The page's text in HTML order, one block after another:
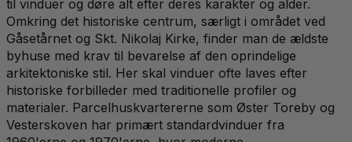
til vinduer og døre alt efter deres karakter og alder.
Omkring det historiske centrum, særligt i området ved
Gåsetårnet og Skt. Nikolaj Kirke, finder man de ældste
byhuse med krav til bevarelse af den oprindelige
arkitektoniske stil. Her skal vinduer ofte laves efter
historiske forbilleder med traditionelle profiler og
materialer. Parcelhuskvartererne som Øster Toreby og
Vesterskoven har primært standardvinduer fra